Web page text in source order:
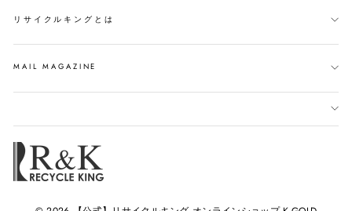
リサイクルキングとは
MAIL MAGAZINE